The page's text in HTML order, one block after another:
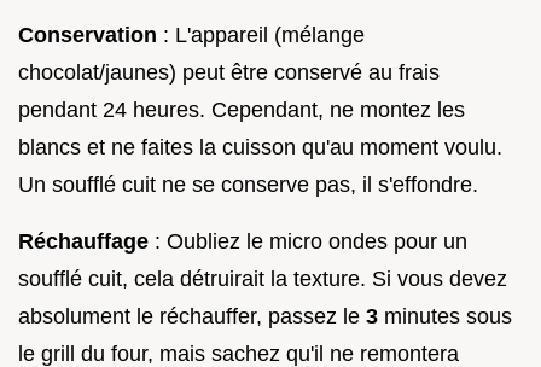
Conservation : L'appareil (mélange
chocolat/jaunes) peut être conservé au frais
pendant 24 heures. Cependant, ne montez les
blancs et ne faites la cuisson qu'au moment voulu.
Un soufflé cuit ne se conserve pas, il s'effondre.
Réchauffage : Oubliez le micro ondes pour un
soufflé cuit, cela détruirait la texture. Si vous devez
absolument le réchauffer, passez le 3 minutes sous
le grill du four, mais sachez qu'il ne remontera